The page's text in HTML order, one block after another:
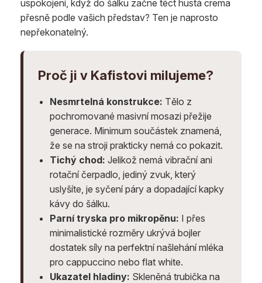
uspokojení, když do šálku začne téct hustá crema
přesně podle vašich představ? Ten je naprosto
nepřekonatelný.
Proč ji v Kafistovi milujeme?
Nesmrtelná konstrukce: Tělo z
pochromované masivní mosazi přežije
generace. Minimum součástek znamená,
že se na stroji prakticky nemá co pokazit.
Tichý chod: Jelikož nemá vibrační ani
rotační čerpadlo, jediný zvuk, který
uslyšíte, je syčení páry a dopadající kapky
kávy do šálku.
Parní tryska pro mikropěnu: I přes
minimalistické rozměry ukrývá bojler
dostatek síly na perfektní našlehání mléka
pro cappuccino nebo flat white.
Ukazatel hladiny: Skleněná trubička na